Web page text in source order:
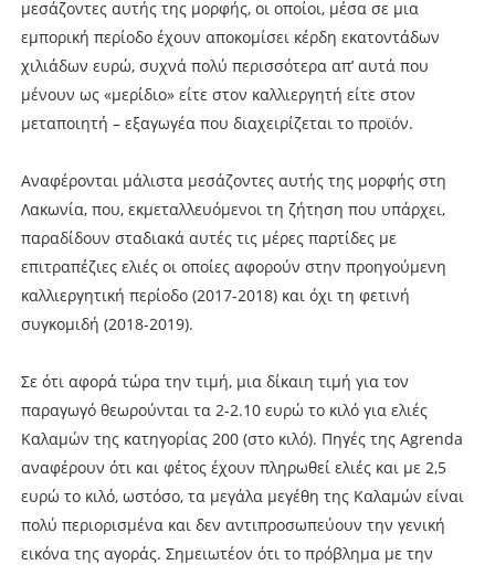
μεσάζοντες αυτής της μορφής, οι οποίοι, μέσα σε μια
εμπορική περίοδο έχουν αποκομίσει κέρδη εκατοντάδων
χιλιάδων ευρώ, συχνά πολύ περισσότερα απ’ αυτά που
μένουν ως «μερίδιο» είτε στον καλλιεργητή είτε στον
μεταποιητή – εξαγωγέα που διαχειρίζεται το προϊόν.
Αναφέρονται μάλιστα μεσάζοντες αυτής της μορφής στη
Λακωνία, που, εκμεταλλευόμενοι τη ζήτηση που υπάρχει,
παραδίδουν σταδιακά αυτές τις μέρες παρτίδες με
επιτραπέζιες ελιές οι οποίες αφορούν στην προηγούμενη
καλλιεργητική περίοδο (2017-2018) και όχι τη φετινή
συγκομιδή (2018-2019).
Σε ότι αφορά τώρα την τιμή, μια δίκαιη τιμή για τον
παραγωγό θεωρούνται τα 2-2.10 ευρώ το κιλό για ελιές
Καλαμών της κατηγορίας 200 (στο κιλό). Πηγές της Agrenda
αναφέρουν ότι και φέτος έχουν πληρωθεί ελιές και με 2,5
ευρώ το κιλό, ωστόσο, τα μεγάλα μεγέθη της Καλαμών είναι
πολύ περιορισμένα και δεν αντιπροσωπεύουν την γενική
εικόνα της αγοράς. Σημειωτέον ότι το πρόβλημα με την